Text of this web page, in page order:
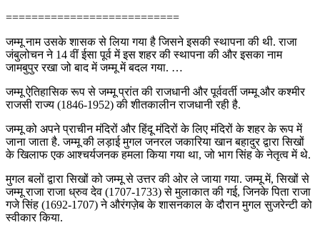
===========================
जम्मू नाम उसके शासक से लिया गया है जिसने इसकी स्थापना की थी. राजा
जंबुलोचन ने 14 वीं ईसा पूर्व में इस शहर की स्थापना की और इसका नाम
जामबुपुर रखा जो बाद में जम्मू में बदल गया. …
जम्मू ऐतिहासिक रूप से जम्मू प्रांत की राजधानी और पूर्ववर्ती जम्मू और कश्मीर
राजसी राज्य (1846-1952) की शीतकालीन राजधानी रही है.
जम्मू को अपने प्राचीन मंदिरों और हिंदू मंदिरों के लिए मंदिरों के शहर के रूप में
जाना जाता है. जम्मू की लड़ाई मुगल जनरल जकारिया खान बहादुर द्वारा सिखों
के खिलाफ एक आश्चर्यजनक हमला किया गया था, जो भाग सिंह के नेतृत्व में थे.
मुगल बलों द्वारा सिखों को जम्मू से उत्तर की ओर ले जाया गया. जम्मू में, सिखों से
जम्मू राजा राजा ध्रुव देव (1707-1733) से मुलाकात की गई, जिनके पिता राजा
गजे सिंह (1692-1707) ने औरंगज़ेब के शासनकाल के दौरान मुगल सुजरेन्टी को
स्वीकार किया.